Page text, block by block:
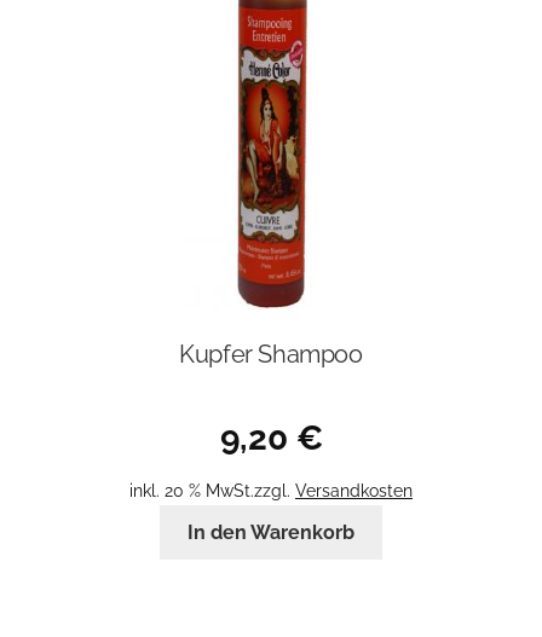
Kupfer Shampoo
9,20 €
inkl. 20 % MwSt.zzgl. Versandkosten
In den Warenkorb